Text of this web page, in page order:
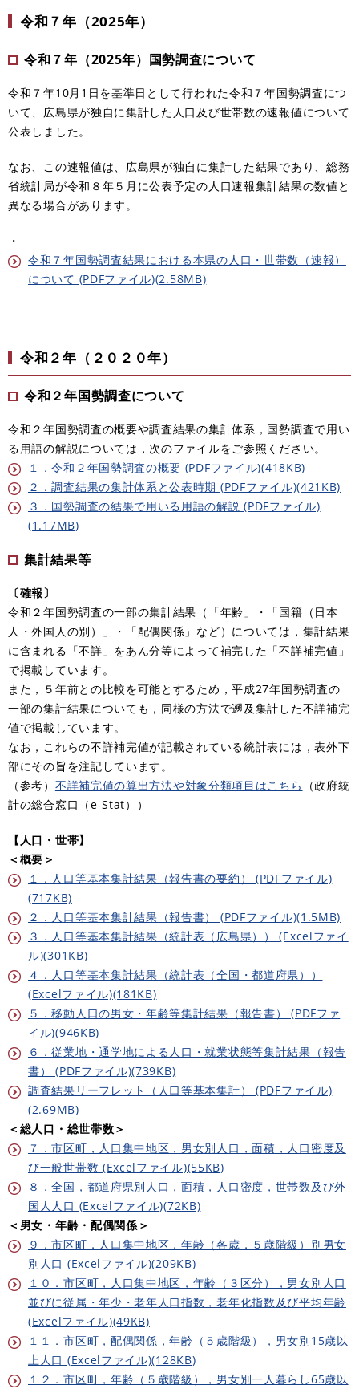
令和７年（2025年）
令和７年（2025年）国勢調査について
令和７年10月1日を基準日として行われた令和７年国勢調査につ
いて、広島県が独自に集計した人口及び世帯数の速報値について
公表しました。
なお、この速報値は、広島県が独自に集計した結果であり、総務
省統計局が令和８年５月に公表予定の人口速報集計結果の数値と
異なる場合があります。
・
令和７年国勢調査結果における本県の人口・世帯数（速報）
について (PDFファイル)(2.58MB)
令和２年（２０２０年）
令和２年国勢調査について
令和２年国勢調査の概要や調査結果の集計体系，国勢調査で用い
る用語の解説については，次のファイルをご参照ください。
１．令和２年国勢調査の概要 (PDFファイル)(418KB)
２．調査結果の集計体系と公表時期 (PDFファイル)(421KB)
３．国勢調査の結果で用いる用語の解説 (PDFファイル)
(1.17MB)
集計結果等
〔確報〕
令和２年国勢調査の一部の集計結果（「年齢」・「国籍（日本
人・外国人の別）」・「配偶関係」など）については，集計結果
に含まれる「不詳」をあん分等によって補完した「不詳補完値」
で掲載しています。
また，５年前との比較を可能とするため，平成27年国勢調査の
一部の集計結果についても，同様の方法で遡及集計した不詳補完
値で掲載しています。
なお，これらの不詳補完値が記載されている統計表には，表外下
部にその旨を注記しています。
（参考） 不詳補完値の算出方法や対象分類項目はこちら
（政府統
計の総合窓口（e-Stat））
【人口・世帯】
＜概要＞
１．人口等基本集計結果（報告書の要約） (PDFファイル)
(717KB)
２．人口等基本集計結果（報告書） (PDFファイル)(1.5MB)
３．人口等基本集計結果（統計表（広島県）） (Excelファイ
ル)(301KB)
４．人口等基本集計結果（統計表（全国・都道府県））
(Excelファイル)(181KB)
５．移動人口の男女・年齢等集計結果（報告書） (PDFファ
イル)(946KB)
６．従業地・通学地による人口・就業状態等集計結果（報告
書） (PDFファイル)(739KB)
調査結果リーフレット（人口等基本集計） (PDFファイル)
(2.69MB)
＜総人口・総世帯数＞
７．市区町，人口集中地区，男女別人口，面積，人口密度及
び一般世帯数 (Excelファイル)(55KB)
８．全国，都道府県別人口，面積，人口密度，世帯数及び外
国人人口 (Excelファイル)(72KB)
＜男女・年齢・配偶関係＞
９．市区町，人口集中地区，年齢（各歳，５歳階級）別男女
別人口 (Excelファイル)(209KB)
１０．市区町，人口集中地区，年齢（３区分），男女別人口
並びに従属・年少・老年人口指数，老年化指数及び平均年齢
(Excelファイル)(49KB)
１１．市区町，配偶関係，年齢（５歳階級），男女別15歳以
上人口 (Excelファイル)(128KB)
１２．市区町，年齢（５歳階級），男女別一人暮らし65歳以